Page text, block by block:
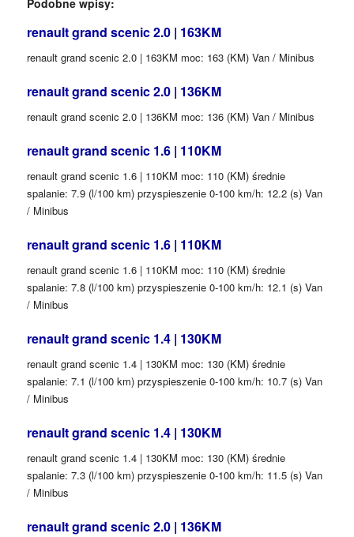
renault grand scenic 2.0 | 163KM
renault grand scenic 2.0 | 163KM moc: 163 (KM) Van / Minibus
renault grand scenic 2.0 | 136KM
renault grand scenic 2.0 | 136KM moc: 136 (KM) Van / Minibus
renault grand scenic 1.6 | 110KM
renault grand scenic 1.6 | 110KM moc: 110 (KM) średnie
spalanie: 7.9 (l/100 km) przyspieszenie 0-100 km/h: 12.2 (s) Van
/ Minibus
renault grand scenic 1.6 | 110KM
renault grand scenic 1.6 | 110KM moc: 110 (KM) średnie
spalanie: 7.8 (l/100 km) przyspieszenie 0-100 km/h: 12.1 (s) Van
/ Minibus
renault grand scenic 1.4 | 130KM
renault grand scenic 1.4 | 130KM moc: 130 (KM) średnie
spalanie: 7.1 (l/100 km) przyspieszenie 0-100 km/h: 10.7 (s) Van
/ Minibus
renault grand scenic 1.4 | 130KM
renault grand scenic 1.4 | 130KM moc: 130 (KM) średnie
spalanie: 7.3 (l/100 km) przyspieszenie 0-100 km/h: 11.5 (s) Van
/ Minibus
renault grand scenic 2.0 | 136KM